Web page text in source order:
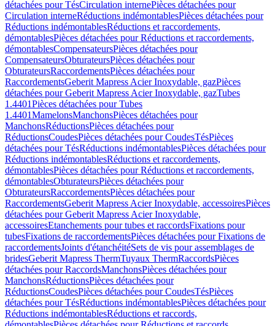
détachées pour TésCirculation internePièces détachées pour
Circulation interneRéductions indémontablesPièces détachées pour
Réductions indémontablesRéductions et raccordements,
démontablesPièces détachées pour Réductions et raccordements,
démontablesCompensateursPièces détachées pour
CompensateursObturateursPièces détachées pour
ObturateursRaccordementsPièces détachées pour
RaccordementsGeberit Mapress Acier Inoxydable, gazPièces
détachées pour Geberit Mapress Acier Inoxydable, gazTubes
1.4401Pièces détachées pour Tubes
1.4401MamelonsManchonsPièces détachées pour
ManchonsRéductionsPièces détachées pour
RéductionsCoudesPièces détachées pour CoudesTésPièces
détachées pour TésRéductions indémontablesPièces détachées pour
Réductions indémontablesRéductions et raccordements,
démontablesPièces détachées pour Réductions et raccordements,
démontablesObturateursPièces détachées pour
ObturateursRaccordementsPièces détachées pour
RaccordementsGeberit Mapress Acier Inoxydable, accessoiresPièces
détachées pour Geberit Mapress Acier Inoxydable,
accessoiresEtanchements pour tubes et raccordsFixations pour
tubesFixations de raccordementsPièces détachées pour Fixations de
raccordementsJoints d'étanchéitéSets de vis pour assemblages de
bridesGeberit Mapress ThermTuyaux ThermRaccordsPièces
détachées pour RaccordsManchonsPièces détachées pour
ManchonsRéductionsPièces détachées pour
RéductionsCoudesPièces détachées pour CoudesTésPièces
détachées pour TésRéductions indémontablesPièces détachées pour
Réductions indémontablesRéductions et raccords,